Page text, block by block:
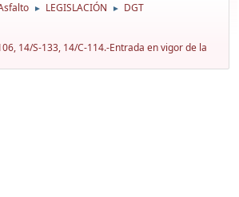
► LEGISLACIÓN ► DGT
14/S-133, 14/C-114.-Entrada en vigor de la